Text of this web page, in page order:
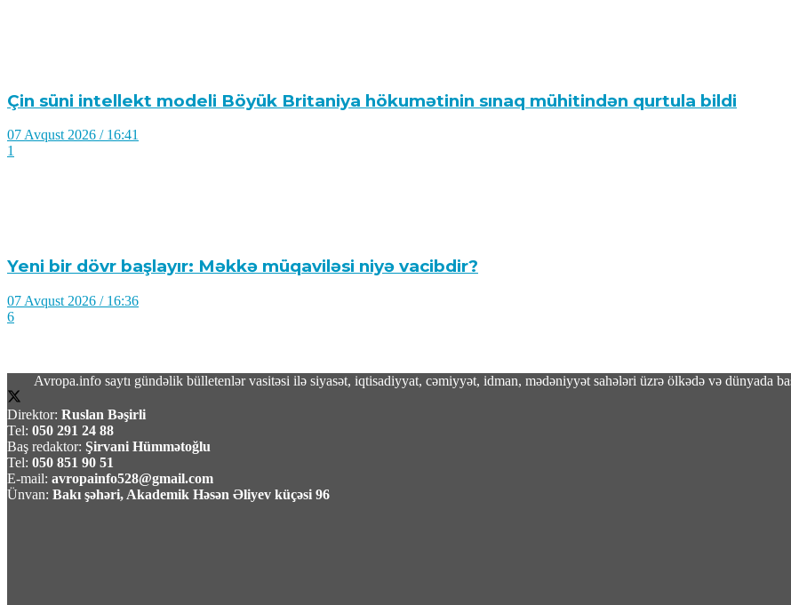
Çin süni intellekt modeli Böyük Britaniya hökumətinin sınaq mühitindən qurtula bildi
07 Avqust 2026 / 16:41
1
Yeni bir dövr başlayır: Məkkə müqaviləsi niyə vacibdir?
07 Avqust 2026 / 16:36
6
Türkiyə, Səudiyyə Ərəbistanı və Pakistan Məkkə Müdafiə Sazişi imzalandi
07 Avqust 2026 / 16:20
19
Avropa.info saytı gündəlik bülletenlər vasitəsi ilə siyasət, iqtisadiyyat, cəmiyyət, idman, mədəniyyət sahələri üzrə ölkədə və dünyada
Direktor: Ruslan Bəşirli
Tel: 050 291 24 88
Baş redaktor: Şirvani Hümmətoğlu
Tel: 050 851 90 51
E-mail: avropainfo528@gmail.com
Ünvan: Bakı şəhəri, Akademik Həsən Əliyev küçəsi 96